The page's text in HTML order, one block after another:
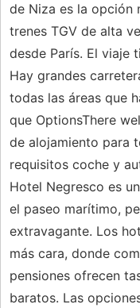
de Niza es la opción
trenes TGV de alta
desde París. El viaje
Hay grandes
todas las áreas que
que OptionsThere
de alojamiento para
requisitos coche y
Hotel Negresco es
el paseo marítimo,
extravagante. Los
más cara, donde
pensiones ofrecen
baratos. Las